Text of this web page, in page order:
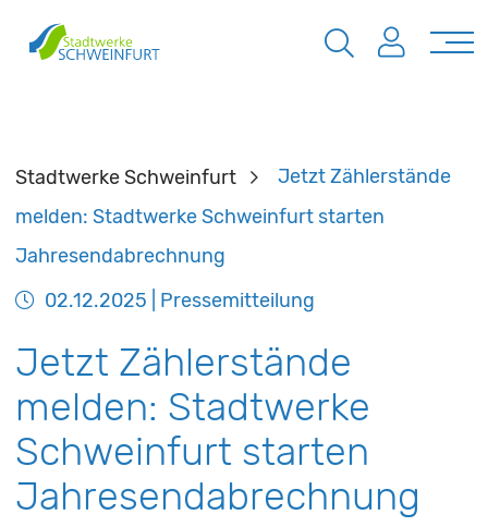
Stadtwerke Schweinfurt
Jetzt Zählerstände
melden: Stadtwerke Schweinfurt starten
Jahresendabrechnung
02.12.2025 | Pressemitteilung
Jetzt Zählerstände
melden: Stadtwerke
Schweinfurt starten
Jahresendabrechnung